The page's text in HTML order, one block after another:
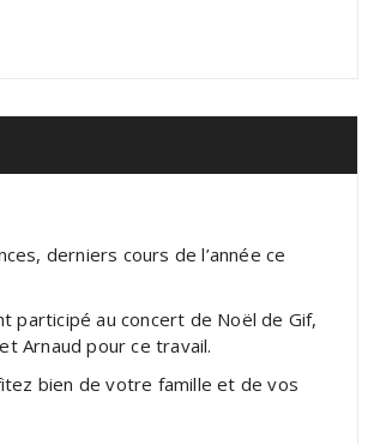
derniers cours de l’année ce
participé au concert de Noël de Gif,
Arnaud pour ce travail.
bien de votre famille et de vos